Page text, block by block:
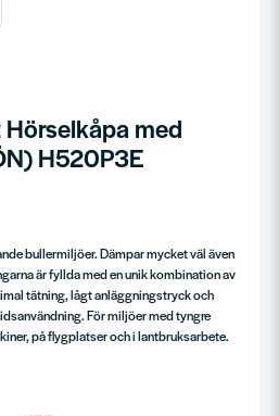
med
H520P3E
bullermiljöer. Dämpar mycket väl även
är fyllda med en unik kombination av
tätning, lågt anläggningstryck och
För miljöer med tyngre
på flygplatser och i lantbruksarbete.